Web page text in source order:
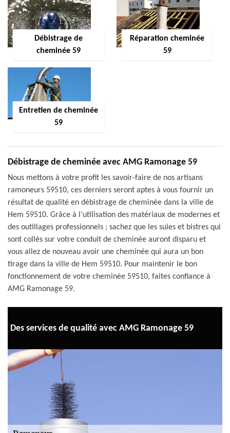
Débistrage de
cheminée 59
Réparation cheminée
59
Entretien de cheminée
59
Débistrage de cheminée avec AMG Ramonage 59
Nous mettons à votre profit les savoir-faire de nos artisans
ramoneurs 59510, ces derniers seront aptes à vous fournir un
résultat de qualité en débistrage de cheminée dans la ville de
Hem 59510. Grâce à l’utilisation des matériaux de modernes et
des outillages professionnels ; sachez que les suies et bistres qui
sont collés sur votre conduit de cheminée auront disparu et
vous allez de nouveau avoir une cheminée qui aura un bon
tirage dans la ville de Hem 59510. Pour maintenir le bon
fonctionnement de votre cheminée 59510, faites confiance à
AMG Ramonage 59.
Des services de qualité avec AMG Ramonage 59